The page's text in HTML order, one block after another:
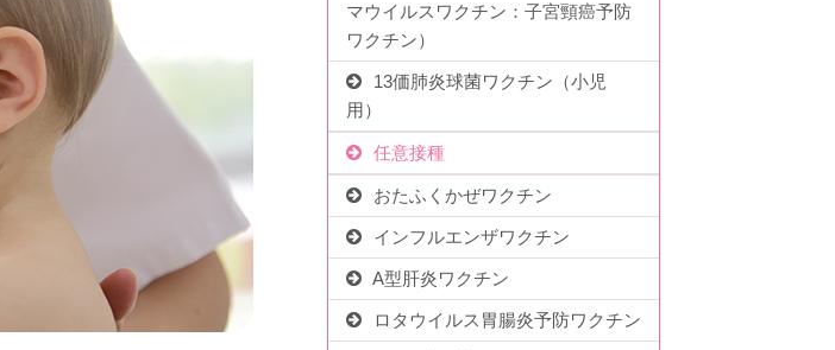
マウイルスワクチン：子宮頸癌予防
ワクチン）
13価肺炎球菌ワクチン（小児
用）
任意接種
おたふくかぜワクチン
インフルエンザワクチン
A型肝炎ワクチン
ロタウイルス胃腸炎予防ワクチン